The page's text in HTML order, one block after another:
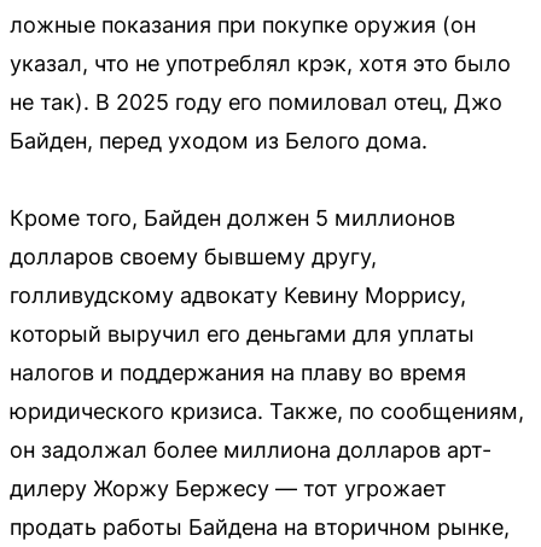
ложные показания при покупке оружия (он
указал, что не употреблял крэк, хотя это было
не так). В 2025 году его помиловал отец, Джо
Байден, перед уходом из Белого дома.
Кроме того, Байден должен 5 миллионов
долларов своему бывшему другу,
голливудскому адвокату Кевину Моррису,
который выручил его деньгами для уплаты
налогов и поддержания на плаву во время
юридического кризиса. Также, по сообщениям,
он задолжал более миллиона долларов арт-
дилеру Жоржу Бержесу — тот угрожает
продать работы Байдена на вторичном рынке,